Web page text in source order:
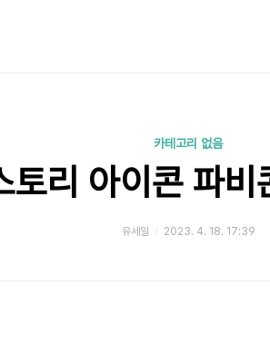
카테고리 없음
토리 아이콘 파비
유세일 2023. 4. 18. 17:39